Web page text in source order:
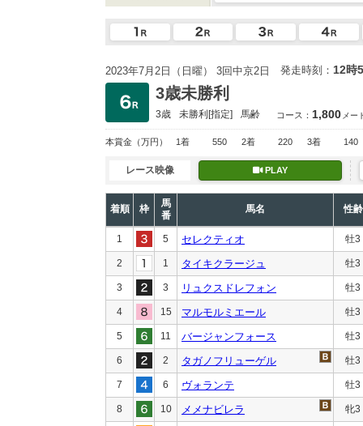
2023年7月2日（日曜） 3回中京2日 発走時刻： 12時
3歳未勝利
3歳 未勝利[指定] 馬齢 コース： 1,800 メー
本賞金 （万円） 1着 550 2着 220 3着 140
レース映像 PLAY
着順 枠
馬
番
馬名 性齢
1 5 セレクティオ 牡3
2 1 タイキクラージュ 牡3
3 3 リュクスドレフォン 牡3
4 15 マルモルミエール 牡3
5 11 バージャンフォース 牡3
6 2 タガノフリューゲル 牡3
7 6 ヴォランテ 牡3
8 10 メメナビレラ 牝3